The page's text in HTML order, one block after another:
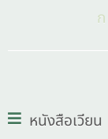
หนังสือเวียน